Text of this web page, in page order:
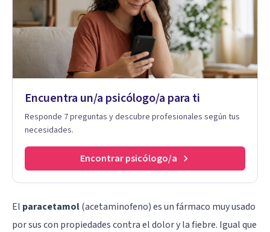
Encuentra un/a psicólogo/a para ti
Responde 7 preguntas y descubre profesionales según tus
necesidades.
Encontrar psicólogo/a
El paracetamol(acetaminofeno) es un fármaco muy usado
por sus con propiedades contra el dolor y la fiebre. Igual que